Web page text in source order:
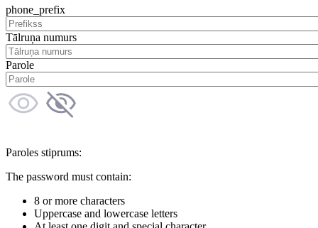
phone_prefix
Tālruņa numurs
Parole
Paroles stiprums:
The password must contain:
8 or more characters
Uppercase and lowercase letters